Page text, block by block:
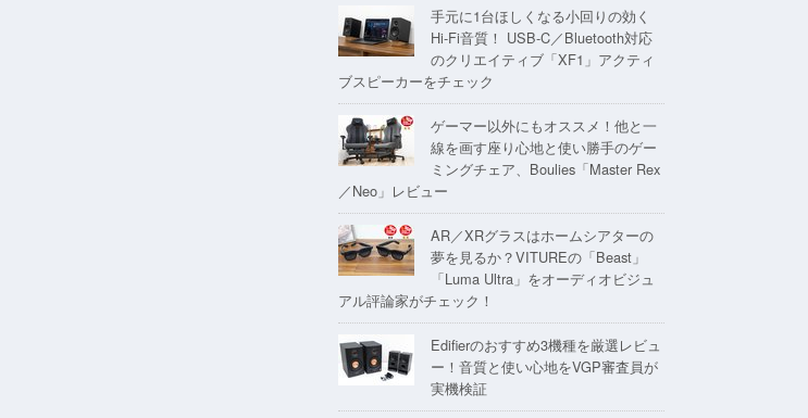
手元に1台ほしくなる小回りの効く
Hi-Fi音質！ USB-C／Bluetooth対応
のクリエイティブ「XF1」アクティ
ブスピーカーをチェック
ゲーマー以外にもオススメ！他と一
線を画す座り心地と使い勝手のゲー
ミングチェア、Boulies「Master Rex
／Neo」レビュー
AR／XRグラスはホームシアターの
夢を見るか？VITUREの「Beast」
「Luma Ultra」をオーディオビジュ
アル評論家がチェック！
Edifierのおすすめ3機種を厳選レビュ
ー！音質と使い心地をVGP審査員が
実機検証